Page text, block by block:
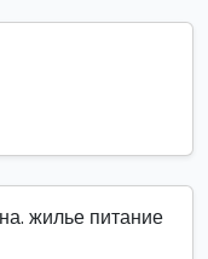
жилье питание